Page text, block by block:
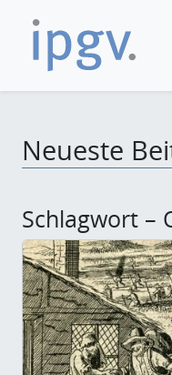
Neueste
Schlagwort –